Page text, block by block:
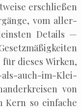
erschlie­ßen
vom aller­
Details —
die­ses Wir­ken,
als-auch-im-Klei­
von
Kern so ein­fa­che